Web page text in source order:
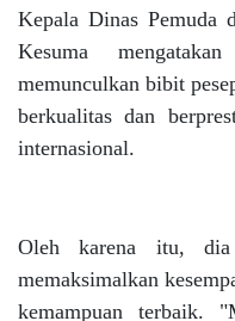
Kepala Dinas Pemuda
Kesuma
memunculkan bibit
berkualitas dan
internasional.
Oleh karena itu, dia
memaksimalkan
kemampuan terbaik.